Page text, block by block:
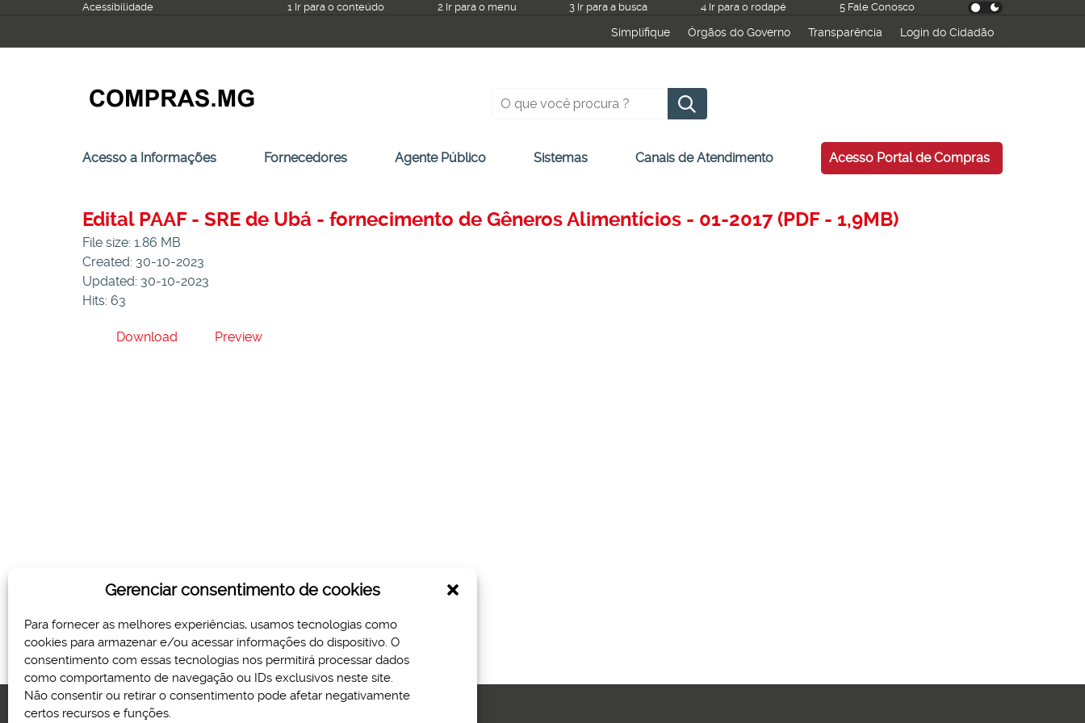
Gerenciar consentimento de cookies
Para fornecer as melhores experiências, usamos tecnologias como
cookies para armazenar e/ou acessar informações do dispositivo. O
consentimento com essas tecnologias nos permitirá processar dados
como comportamento de navegação ou IDs exclusivos neste site.
Não consentir ou retirar o consentimento pode afetar negativamente
certos recursos e funções.
o
Acessibilidade 1 Ir para o conteúdo 2 Ir para o menu 3 Ir para a busca 4 Ir para o rodapé 5 Fale Conosco
Simplifique Órgãos do Governo Transparência Login do Cidadão
Pesquisar
Acesso a Informações Fornecedores Agente Público Sistemas Canais de Atendimento Acesso Portal de Compras
Edital PAAF - SRE de Ubá - fornecimento de Gêneros Alimentícios - 01-2017 (PDF - 1,9MB)
File size: 1.86 MB
Created: 30-10-2023
Updated: 30-10-2023
Hits: 63
Download Preview